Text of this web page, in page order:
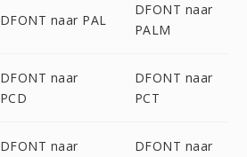
DFONT naar PAL
DFONT naar
PALM
DFONT naar
PCD
DFONT naar
PCT
DFONT naar
DFONT naar